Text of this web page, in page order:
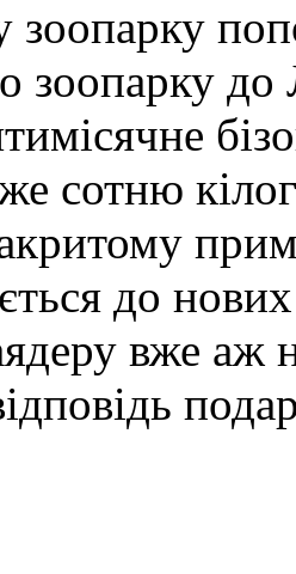
зоопарку до
сотню
до
вже аж